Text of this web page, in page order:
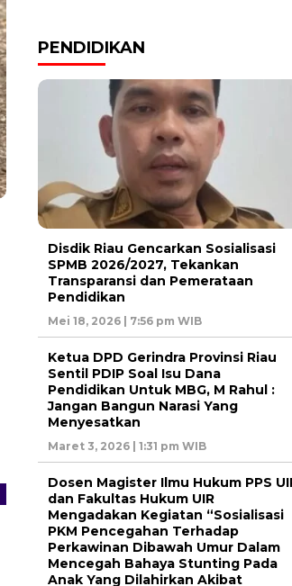
PENDIDIKAN
Disdik Riau Gencarkan Sosialisasi
SPMB 2026/2027, Tekankan
Transparansi dan Pemerataan
Pendidikan
Mei 18, 2026 | 7:56 pm WIB
Ketua DPD Gerindra Provinsi Riau
Sentil PDIP Soal Isu Dana
Pendidikan Untuk MBG, M Rahul :
Jangan Bangun Narasi Yang
Menyesatkan
Maret 3, 2026 | 1:31 pm WIB
Dosen Magister Ilmu Hukum PPS
dan Fakultas Hukum UIR
Mengadakan Kegiatan “Sosialisasi
PKM Pencegahan Terhadap
Perkawinan Dibawah Umur Dalam
Mencegah Bahaya Stunting Pada
Anak Yang Dilahirkan Akibat